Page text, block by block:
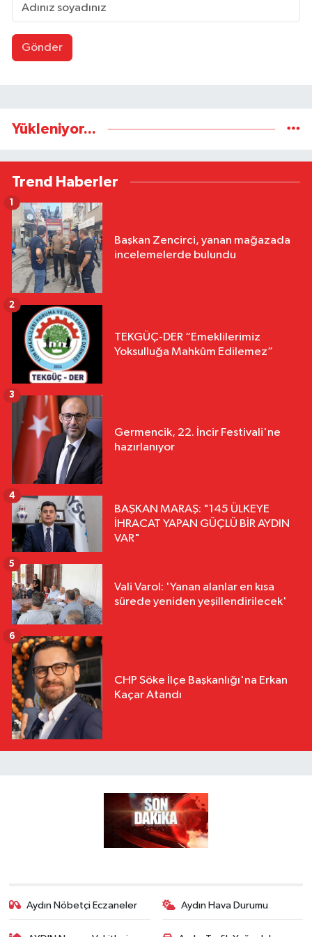
Gönder
Yükleniyor...
Trend Haberler
Başkan Zencirci, yanan mağazada
incelemelerde bulundu
1
TEKGÜÇ-DER “Emeklilerimiz
Yoksulluğa Mahkûm Edilemez”
2
Germencik, 22. İncir Festivali'ne
hazırlanıyor
3
BAŞKAN MARAŞ: "145 ÜLKEYE
İHRACAT YAPAN GÜÇLÜ BİR AYDIN
VAR"
4
Vali Varol: 'Yanan alanlar en kısa
sürede yeniden yeşillendirilecek'
5
CHP Söke İlçe Başkanlığı'na Erkan
Kaçar Atandı
6
Aydın Nöbetçi Eczaneler Aydın Hava Durumu